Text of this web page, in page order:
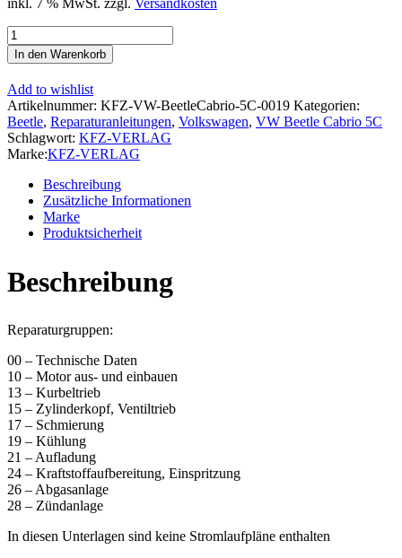
inkl. 7 % MwSt. zzgl. Versandkosten
VW
Beetle
Cabrio
5C
2011-
2016
4-
Zyl.
Benzinmotor
Reparaturanleitung
Menge
In den Warenkorb
Add to wishlist
Artikelnummer: KFZ-VW-BeetleCabrio-5C-0019 Kategorien:
Beetle, Reparaturanleitungen, Volkswagen, VW Beetle Cabrio 5C
Schlagwort: KFZ-VERLAG
Marke:KFZ-VERLAG
Beschreibung
Zusätzliche Informationen
Marke
Produktsicherheit
Beschreibung
Reparaturgruppen:
00 – Technische Daten
10 – Motor aus- und einbauen
13 – Kurbeltrieb
15 – Zylinderkopf, Ventiltrieb
17 – Schmierung
19 – Kühlung
21 – Aufladung
24 – Kraftstoffaufbereitung, Einspritzung
26 – Abgasanlage
28 – Zündanlage
In diesen Unterlagen sind keine Stromlaufpläne enthalten